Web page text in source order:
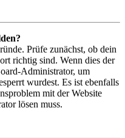
Prüfe zunächst, ob dein
richtig sind. Wenn dies der
Administrator, um
wurdest. Es ist ebenfalls
mit der Website
lösen muss.